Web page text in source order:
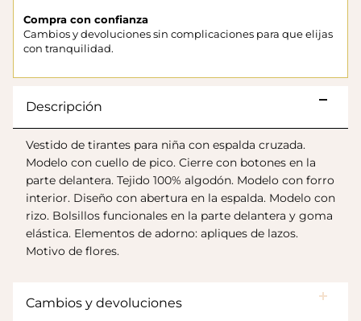
Compra con confianza
Cambios y devoluciones sin complicaciones para que elijas
con tranquilidad.
Descripción
Vestido de tirantes para niña con espalda cruzada.
Modelo con cuello de pico. Cierre con botones en la
parte delantera. Tejido 100% algodón. Modelo con forro
interior. Diseño con abertura en la espalda. Modelo con
rizo. Bolsillos funcionales en la parte delantera y goma
elástica. Elementos de adorno: apliques de lazos.
Motivo de flores.
Cambios y devoluciones
Botas Splash Euri Borreguito
$175.000